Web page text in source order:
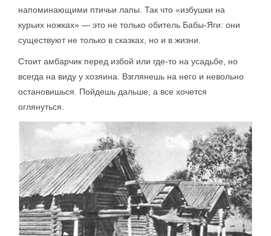
напоминающими птичьи лапы. Так что «избушки на
курьих ножках» — это не только обитель Бабы-Яги: они
существуют не только в сказках, но и в жизни.
Стоит амбарчик перед избой или где-то на усадьбе, но
всегда на виду у хозяина. Взглянешь на него и невольно
остановишься. Пойдешь дальше, а все хочется
оглянуться.